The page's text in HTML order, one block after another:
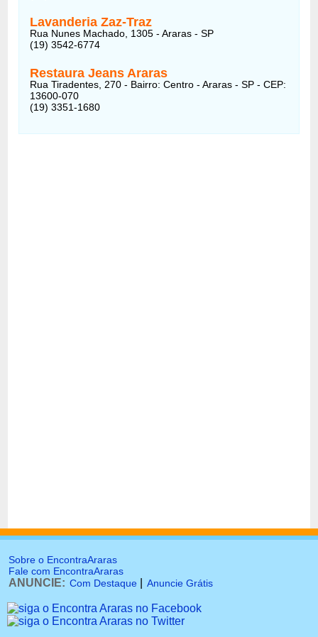
Lavanderia Zaz-Traz
Rua Nunes Machado, 1305 - Araras - SP
(19) 3542-6774
Restaura Jeans Araras
Rua Tiradentes, 270 - Bairro: Centro - Araras - SP - CEP:
13600-070
(19) 3351-1680
Sobre o EncontraAraras
Fale com EncontraAraras
ANUNCIE: Com Destaque Anuncie Grátis